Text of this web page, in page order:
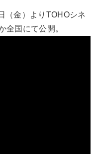
（金）よりTOHOシネ
全国にて公開。